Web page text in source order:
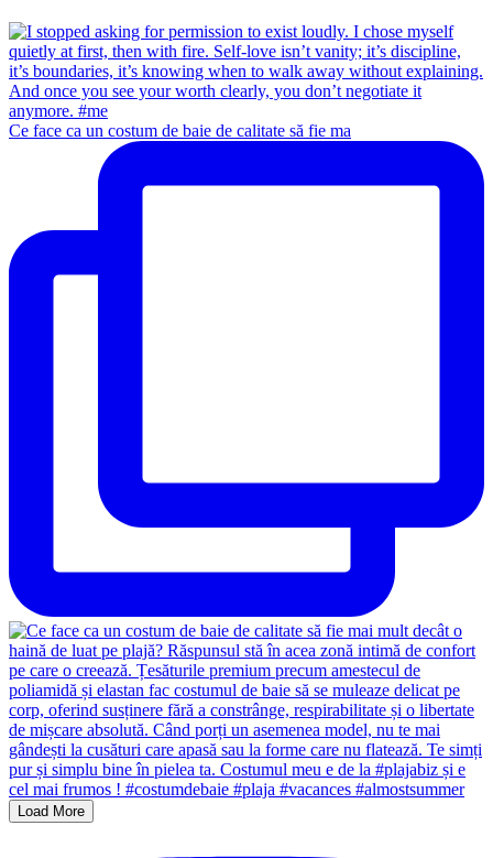
Ce face ca un costum de baie de calitate să fie ma
Load More